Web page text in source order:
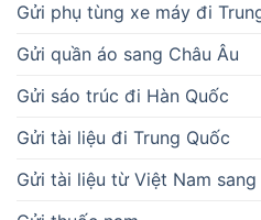
Gửi phụ tùng xe máy đi
Gửi quần áo sang Châu Âu
Gửi sáo trúc đi Hàn Quốc
Gửi tài liệu đi Trung Quốc
Gửi tài liệu từ Việt Nam sang